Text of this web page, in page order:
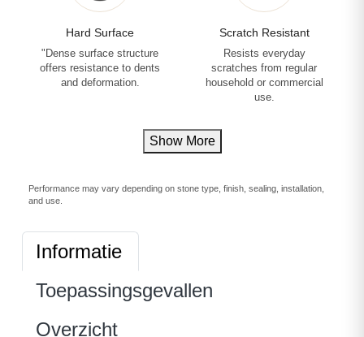
Hard Surface
"Dense surface structure
offers resistance to dents
and deformation.
Scratch Resistant
Resists everyday
scratches from regular
household or commercial
use.
Show More
Performance may vary depending on stone type, finish, sealing, installation,
and use.
Informatie
Toepassingsgevallen
Overzicht